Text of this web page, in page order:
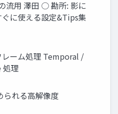
流用 澤田 ○ 勘所: 影に
に使える設定&Tips集
レーム処理 Temporal /
処理
られる高解像度